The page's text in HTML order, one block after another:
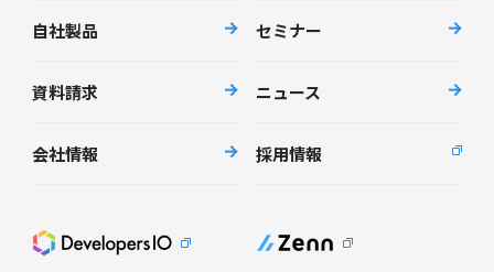
自社製品 セミナー
資料請求 ニュース
会社情報 採用情報